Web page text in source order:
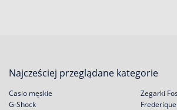
Najcześciej przeglądane kategorie
Casio męskie
G-Shock
Zegarki